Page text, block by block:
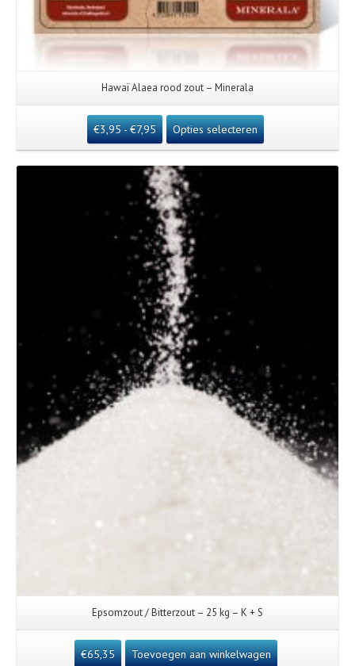
Hawaï Alaea rood zout – Minerala
€3,95- €7,95 Opties selecteren
Details
Epsomzout / Bitterzout – 25 kg – K + S
€65,35 Toevoegen aan winkelwagen